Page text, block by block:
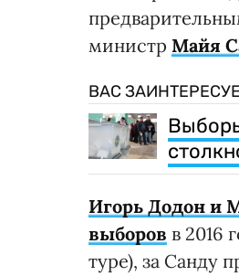
министр Майя
ВАС
Игорь Додон и
выборов в 2016
туре), за Санду